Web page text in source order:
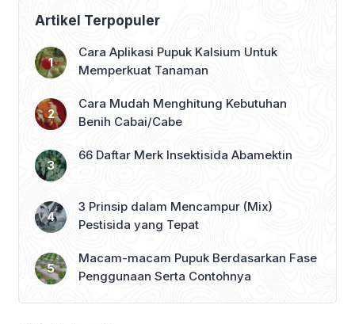
Artikel Terpopuler
Cara Aplikasi Pupuk Kalsium Untuk
Memperkuat Tanaman
Cara Mudah Menghitung Kebutuhan
Benih Cabai/Cabe
66 Daftar Merk Insektisida Abamektin
3 Prinsip dalam Mencampur (Mix)
Pestisida yang Tepat
Macam-macam Pupuk Berdasarkan Fase
Penggunaan Serta Contohnya